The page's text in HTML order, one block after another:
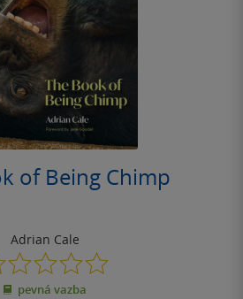
of Being Chimp
Adrian Cale
0.0
z
5
pevná vazba